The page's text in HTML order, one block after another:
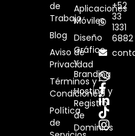
de
Trabajo
Blog
Aviso de
Privacidad
Términos y
Condiciones
Política
de
Aplicaciones
Móviles
Diseño
Gráfico
y
Branding
Hosting y
Registro
de
Dominios
+52
33
1331
6882